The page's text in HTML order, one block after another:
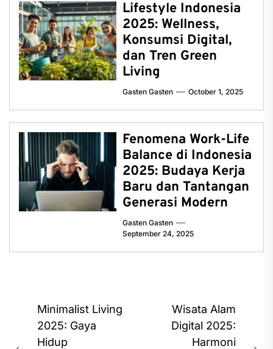
Lifestyle Indonesia
2025: Wellness,
Konsumsi Digital,
dan Tren Green
Living
Gasten Gasten October 1, 2025
Fenomena Work-Life
Balance di Indonesia
2025: Budaya Kerja
Baru dan Tantangan
Generasi Modern
Gasten Gasten
September 24, 2025
Post
navigation
Minimalist Living
2025: Gaya
Hidup
Wisata Alam
Digital 2025:
Harmoni